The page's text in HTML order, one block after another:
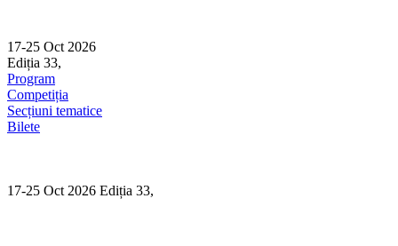
content
17-25 Oct 2026
Ediția 33,
Program
Competiția
Secțiuni tematice
Bilete
17-25 Oct 2026 Ediția 33,